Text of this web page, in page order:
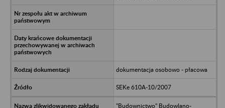
dokumentacja osobowo - płacowa
SEKe 610A-10/2007
"Budownictwo" Budowlano-